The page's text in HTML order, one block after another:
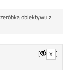
obiektywu z
[ X ]